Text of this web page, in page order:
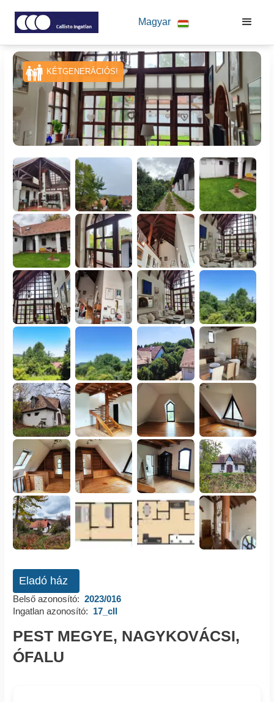
Magyar
KÉTGENERÁCIÓS!
Eladó ház
Belső azonosító: 2023/016
Ingatlan azonosító: 17_cll
PEST MEGYE, NAGYKOVÁCSI,
ÓFALU